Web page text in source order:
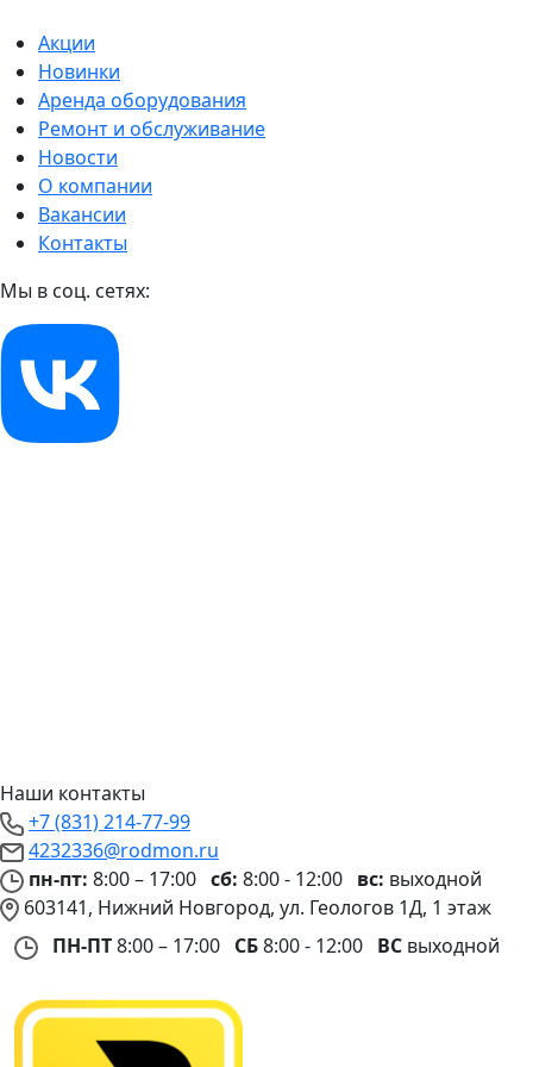
Акции
Новинки
Аренда оборудования
Ремонт и обслуживание
Новости
О компании
Вакансии
Контакты
Мы в соц. сетях:
Наши контакты
+7 (831) 214-77-99
4232336@rodmon.ru
пн-пт: 8:00 – 17:00 сб: 8:00 - 12:00 вс: выходной
603141, Нижний Новгород, ул. Геологов 1Д, 1 этаж
ПН-ПТ8:00 – 17:00 СБ8:00 - 12:00 ВС выходной